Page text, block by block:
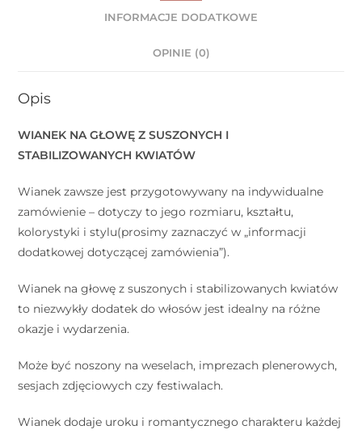
INFORMACJE DODATKOWE
OPINIE (0)
Opis
WIANEK NA GŁOWĘ Z SUSZONYCH I
STABILIZOWANYCH KWIATÓW
Wianek zawsze jest przygotowywany na indywidualne
zamówienie – dotyczy to jego rozmiaru, kształtu,
kolorystyki i stylu(prosimy zaznaczyć w „informacji
dodatkowej dotyczącej zamówienia”).
Wianek na głowę z suszonych i stabilizowanych kwiatów
to niezwykły dodatek do włosów jest idealny na różne
okazje i wydarzenia.
Może być noszony na weselach, imprezach plenerowych,
sesjach zdjęciowych czy festiwalach.
Wianek dodaje uroku i romantycznego charakteru każdej